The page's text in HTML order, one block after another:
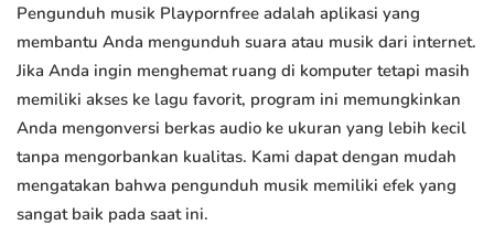
Pengunduh musik Playpornfree adalah aplikasi yang
membantu Anda mengunduh suara atau musik dari internet.
Jika Anda ingin menghemat ruang di komputer tetapi masih
memiliki akses ke lagu favorit, program ini memungkinkan
Anda mengonversi berkas audio ke ukuran yang lebih kecil
tanpa mengorbankan kualitas. Kami dapat dengan mudah
mengatakan bahwa pengunduh musik memiliki efek yang
sangat baik pada saat ini.